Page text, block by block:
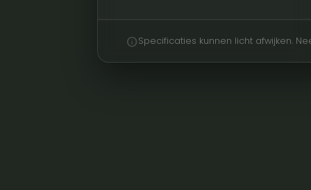
infoSpecificaties kunnen licht afwijken.